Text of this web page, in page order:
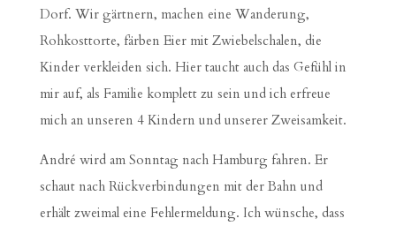
Dorf. Wir gärtnern, machen eine Wanderung,
Rohkosttorte, färben Eier mit Zwiebelschalen, die
Kinder verkleiden sich. Hier taucht auch das Gefühl in
mir auf, als Familie komplett zu sein und ich erfreue
mich an unseren 4 Kindern und unserer Zweisamkeit.
André wird am Sonntag nach Hamburg fahren. Er
schaut nach Rückverbindungen mit der Bahn und
erhält zweimal eine Fehlermeldung. Ich wünsche, dass